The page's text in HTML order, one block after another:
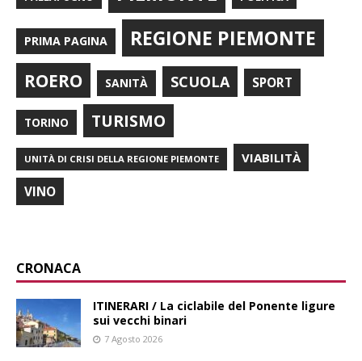
PRIMA PAGINA REGIONE PIEMONTE
ROERO SANITÀ SCUOLA SPORT
TORINO TURISMO
UNITÀ DI CRISI DELLA REGIONE PIEMONTE VIABILITÀ
VINO
CRONACA
ITINERARI / La ciclabile del Ponente ligure
sui vecchi binari
7 Agosto 2026